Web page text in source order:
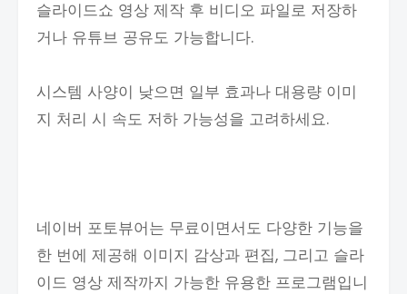
슬라이드쇼 영상 제작 후 비디오 파일로 저장하
거나 유튜브 공유도 가능합니다.
시스템 사양이 낮으면 일부 효과나 대용량 이미
지 처리 시 속도 저하 가능성을 고려하세요.
네이버 포토뷰어는 무료이면서도 다양한 기능을
한 번에 제공해 이미지 감상과 편집, 그리고 슬라
이드 영상 제작까지 가능한 유용한 프로그램입니